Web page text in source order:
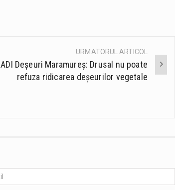
URMATORUL ARTICOL
ADI Deșeuri Maramureș: Drusal nu poate
refuza ridicarea deșeurilor vegetale